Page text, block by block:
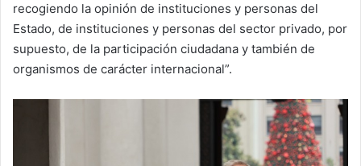
recogiendo la opinión de instituciones y personas del
Estado, de instituciones y personas del sector privado, por
supuesto, de la participación ciudadana y también de
organismos de carácter internacional”.